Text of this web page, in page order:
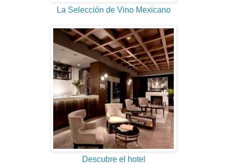
La Selección de Vino Mexicano
Descubre el hotel